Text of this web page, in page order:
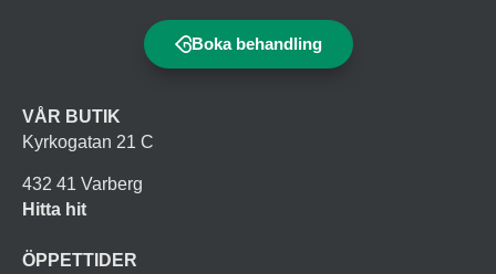
Boka behandling
VÅR BUTIK
Kyrkogatan 21 C
432 41 Varberg
Hitta hit
ÖPPETTIDER